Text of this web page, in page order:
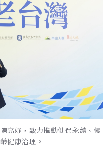
亮妤，致力推動健保永續、慢
健康治理。